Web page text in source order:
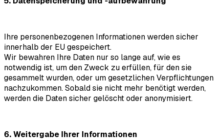
Ihre personenbezogenen Informationen werden sicher
innerhalb der EU gespeichert.
Wir bewahren Ihre Daten nur so lange auf, wie es
notwendig ist, um den Zweck zu erfüllen, für den sie
gesammelt wurden, oder um gesetzlichen Verpflichtungen
nachzukommen. Sobald sie nicht mehr benötigt werden,
werden die Daten sicher gelöscht oder anonymisiert.
6. Weitergabe Ihrer Informationen